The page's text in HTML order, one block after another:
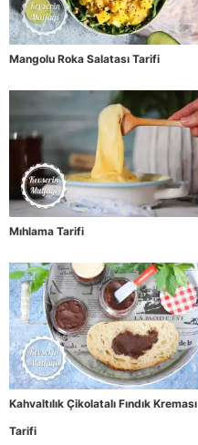
Mangolu Roka Salatası Tarifi
Mıhlama Tarifi
Kahvaltılık Çikolatalı Fındık Kreması
Tarifi